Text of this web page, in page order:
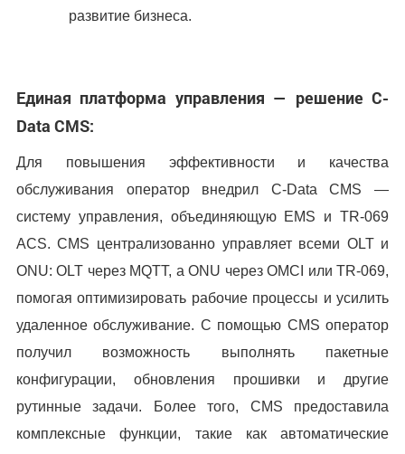
развитие бизнеса.
Единая платформа управления — решение C-
Data CMS:
Для повышения эффективности и качества
обслуживания оператор внедрил C-Data CMS —
систему управления, объединяющую EMS и TR-069
ACS. CMS централизованно управляет всеми OLT и
ONU: OLT через MQTT, а ONU через OMCI или TR-069,
помогая оптимизировать рабочие процессы и усилить
удаленное обслуживание. С помощью CMS оператор
получил возможность выполнять пакетные
конфигурации, обновления прошивки и другие
рутинные задачи. Более того, CMS предоставила
комплексные функции, такие как автоматические